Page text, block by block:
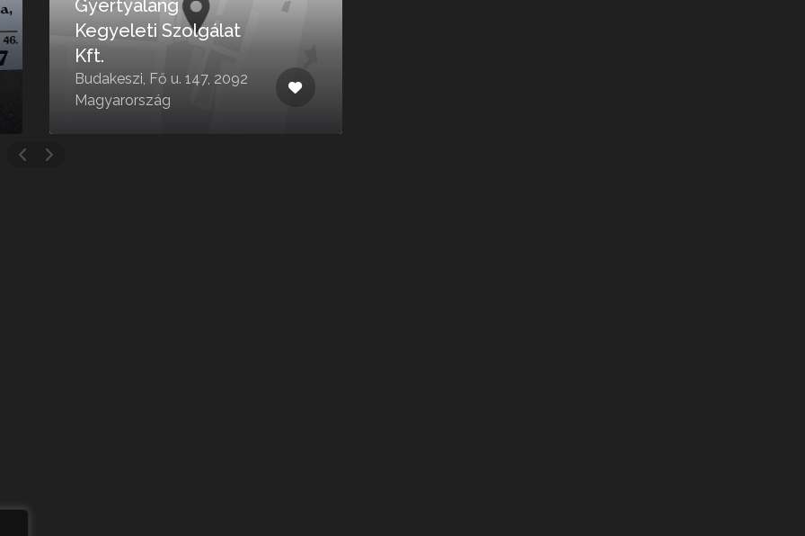
Gyertyaláng
Kegyeleti Szolgálat
Kft.
Budakeszi, Fő u. 147, 2092
Magyarország